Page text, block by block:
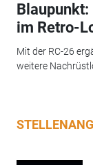
im Retro-
Mit der RC-26
weitere